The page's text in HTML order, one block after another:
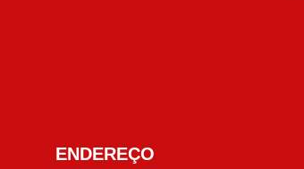
ENDEREÇO